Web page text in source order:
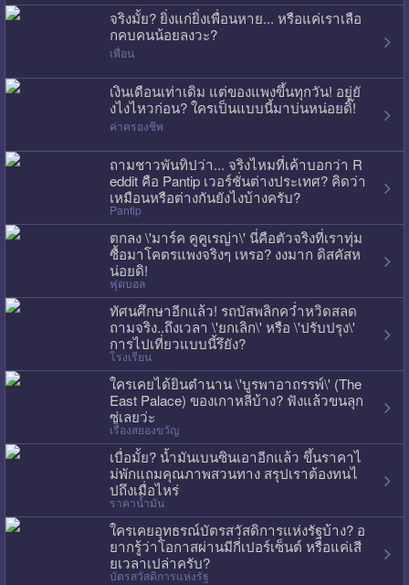
จริงมั้ย? ยิ่งแก่ยิ่งเพื่อนหาย... หรือแค่เราเลือ
กคบคนน้อยลงวะ?
เพื่อน
เงินเดือนเท่าเดิม แต่ของแพงขึ้นทุกวัน! อยู่ยั
งไงไหวก่อน? ใครเป็นแบบนี้มาบ่นหน่อยดิ๊!
ค่าครองชีพ
ถามชาวพันทิปว่า... จริงไหมที่เค้าบอกว่า R
eddit คือ Pantip เวอร์ชั่นต่างประเทศ? คิดว่า
เหมือนหรือต่างกันยังไงบ้างครับ?
Pantip
ตกลง \'มาร์ค คูคูเรญ่า\' นี่คือตัวจริงที่เราทุ่ม
ซื้อมาโคตรแพงจริงๆ เหรอ? งงมาก ดิสคัสห
น่อยดิ!
ฟุตบอล
ทัศนศึกษาอีกแล้ว! รถบัสพลิกคว่ำหวิดสลด
ถามจริง..ถึงเวลา \'ยกเลิก\' หรือ \'ปรับปรุง\'
การไปเที่ยวแบบนี้รึยัง?
โรงเรียน
ใครเคยได้ยินตำนาน \'บูรพาอาถรรพ์\' (The
East Palace) ของเกาหลีบ้าง? ฟังแล้วขนลุก
ซู่เลยว่ะ
เรื่องสยองขวัญ
เบื่อมั้ย? น้ำมันเบนซินเอาอีกแล้ว ขึ้นราคาไ
ม่พักแถมคุณภาพสวนทาง สรุปเราต้องทนไ
ปถึงเมื่อไหร่
ราคาน้ำมัน
ใครเคยอุทธรณ์บัตรสวัสดิการแห่งรัฐบ้าง? อ
ยากรู้ว่าโอกาสผ่านมีกี่เปอร์เซ็นต์ หรือแค่เสี
ยเวลาเปล่าครับ?
บัตรสวัสดิการแห่งรัฐ